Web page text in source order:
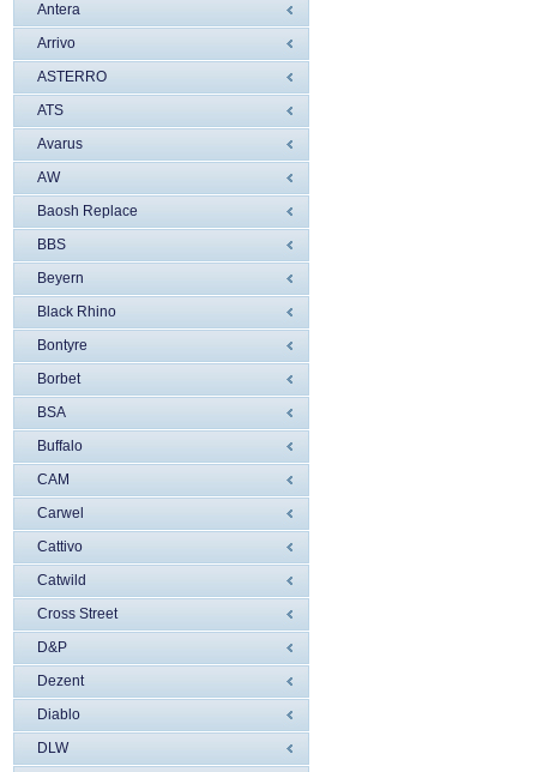
Antera
Arrivo
ASTERRO
ATS
Avarus
AW
Baosh Replace
BBS
Beyern
Black Rhino
Bontyre
Borbet
BSA
Buffalo
CAM
Carwel
Cattivo
Catwild
Cross Street
D&P
Dezent
Diablo
DLW